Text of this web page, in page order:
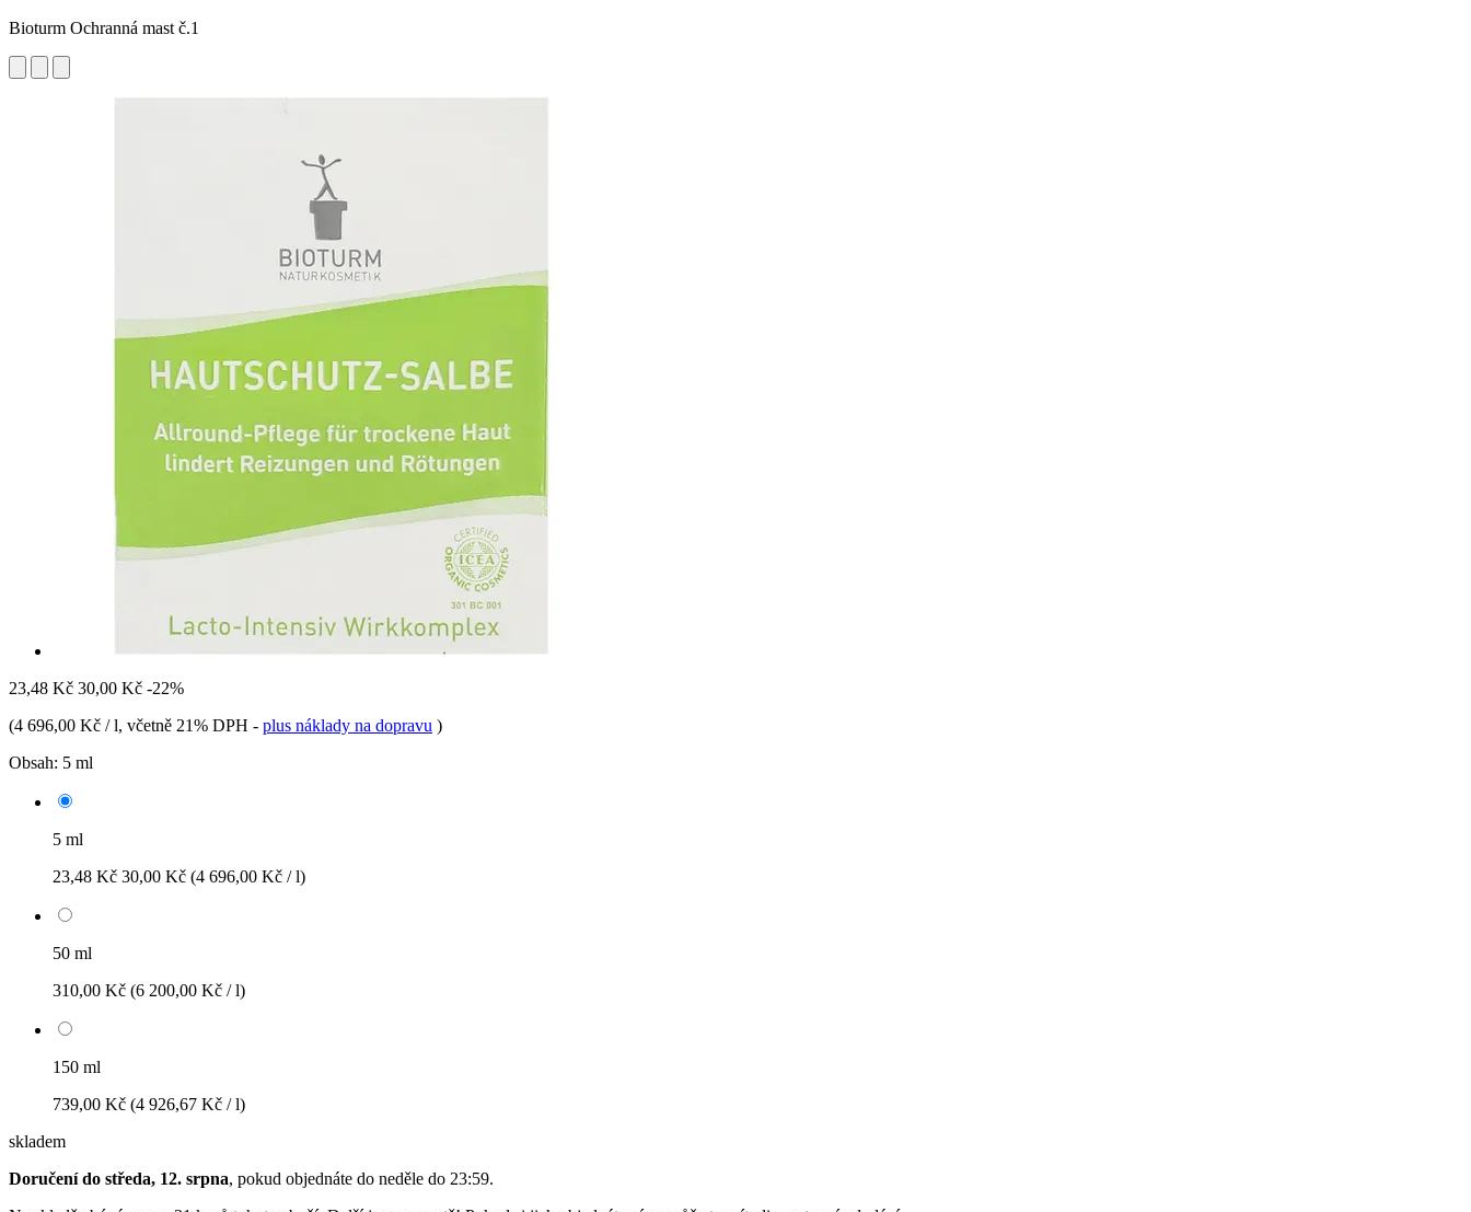
Bioturm Ochranná mast č.1
23,48 Kč 30,00 Kč -22%
(4 696,00 Kč / l, včetně 21% DPH - plus náklady na dopravu )
Obsah: 5 ml
5 ml
23,48 Kč 30,00 Kč (4 696,00 Kč / l)
50 ml
310,00 Kč (6 200,00 Kč / l)
150 ml
739,00 Kč (4 926,67 Kč / l)
skladem
Doručení do středa, 12. srpna, pokud objednáte do neděle do 23:59.